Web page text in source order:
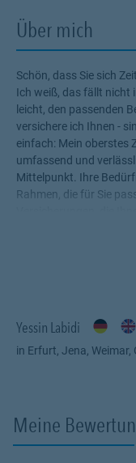
Über mich
Schön, dass Sie sich
Ich weiß, das fällt nicht
leicht, den passenden
versichere ich Ihnen -
einfach: Mein oberstes
umfassend und
Mittelpunkt. Ihre
Rahmen, die für Sie
Fachwissen, meiner
Yessin Labidi
in Erfurt, Jena, Weimar,
Meine